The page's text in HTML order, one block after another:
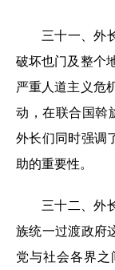
三十一、外
破坏也门及整个
严重人道主义危
动，在联合国斡
外长们同时强调
助的重要性。
三十二、外
族统一过渡政府
党与社会各界